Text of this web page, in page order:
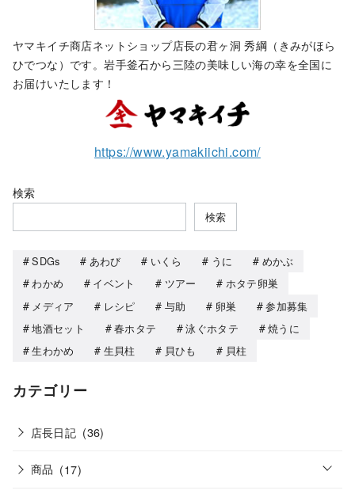
ヤマキイチ商店ネットショップ店長の君ヶ洞 秀綱（きみがほら
ひでつな）です。岩手釜石から三陸の美味しい海の幸を全国に
お届けいたします！
https://www.yamakiichi.com/
検索
検索
SDGs あわび いくら うに
めかぶ
わかめ
イベント ツアー
ホタテ卵巣
メディア
レシピ 与助 卵巣
参加募集
地酒セット
春ホタテ 泳ぐホタテ
焼うに
生わかめ
生貝柱 貝ひも 貝柱
カテゴリー
店長日記 (36)
商品 (17) o